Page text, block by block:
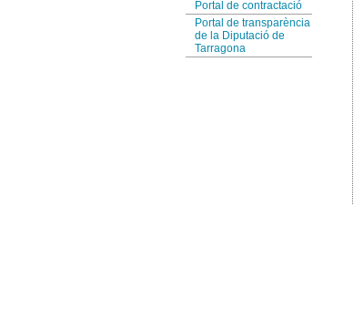
Portal de contractació
Portal de transparència
de la Diputació de
Tarragona